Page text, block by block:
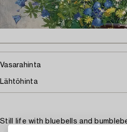
Vasarahinta
Lähtöhinta
Still life with bluebells and